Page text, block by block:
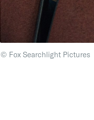
© Fox Searchlight Pictures